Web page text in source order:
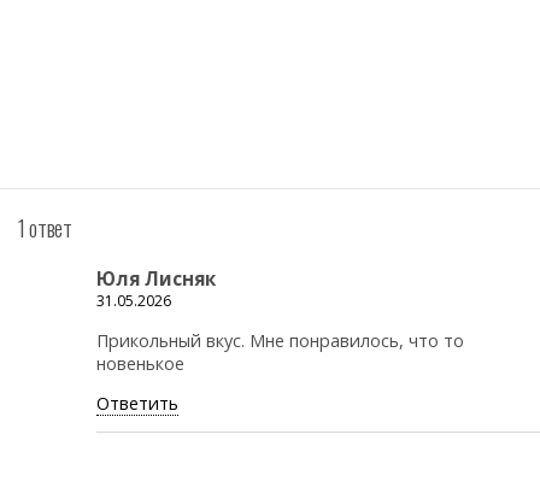
1 ответ
Юля Лисняк
31.05.2026
Прикольный вкус. Мне понравилось, что то
новенькое
Ответить